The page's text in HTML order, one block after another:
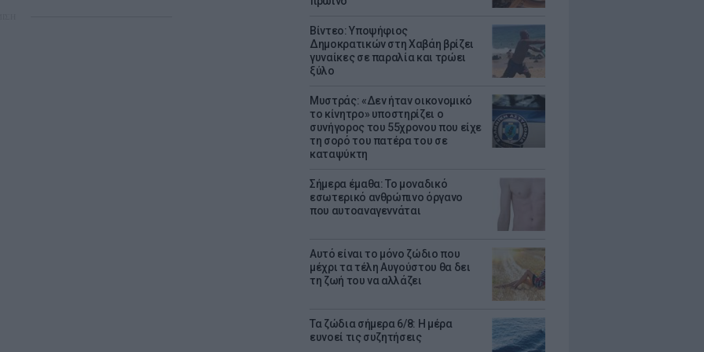
Βίντεο: Υποψήφιος
Δημοκρατικών στη Χαβάη βρίζει
γυναίκες σε παραλία και τρώει
ξύλο
Μυστράς: «Δεν ήταν οικονομικό
το κίνητρο» υποστηρίζει ο
συνήγορος του 55χρονου που είχε
τη σορό του πατέρα του σε
καταψύκτη
Σήμερα έμαθα: Το μοναδικό
εσωτερικό ανθρώπινο όργανο
που αυτοαναγεννάται
Αυτό είναι το μόνο ζώδιο που
μέχρι τα τέλη Αυγούστου θα δει
τη ζωή του να αλλάζει
Τα ζώδια σήμερα 6/8: Η μέρα
ευνοεί τις συζητήσεις